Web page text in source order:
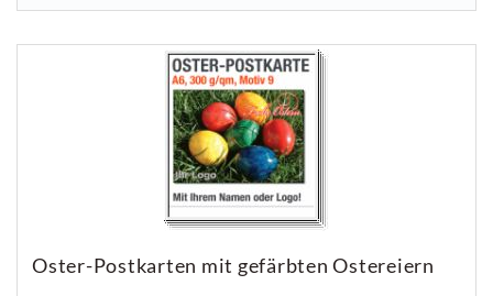
Oster-Postkarten mit gefärbten Ostereiern